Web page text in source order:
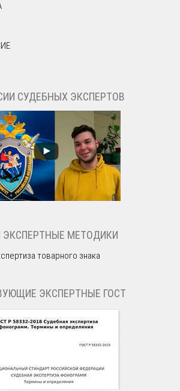
СУДЕБНЫХ ЭКСПЕРТОВ
МЕТОДИКИ
товарного знака
ЭКСПЕРТНЫЕ ГОСТ